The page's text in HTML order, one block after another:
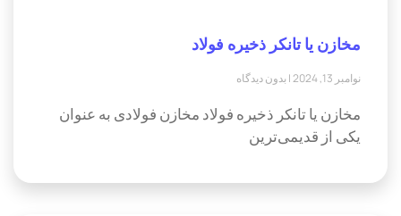
مخازن یا تانکر ذخیره فولاد
نوامبر 13, 2024 بدون دیدگاه
مخازن یا تانکر ذخیره فولاد مخازن فولادی به عنوان
یکی از قدیمی‌ترین